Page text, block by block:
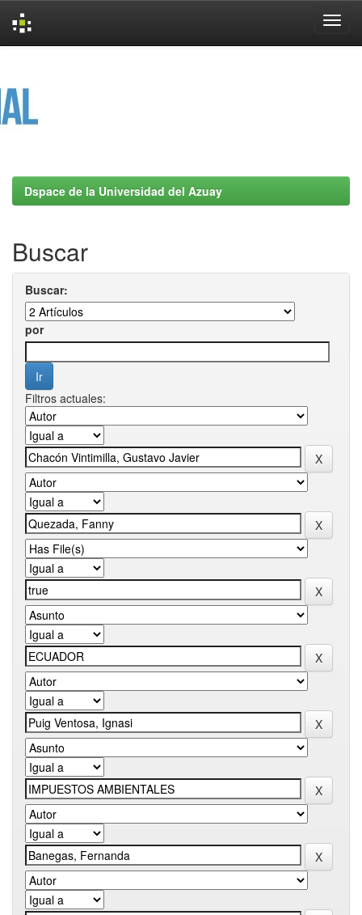
Dspace de la Universidad del Azuay
Buscar
Buscar:
por
Filtros actuales: